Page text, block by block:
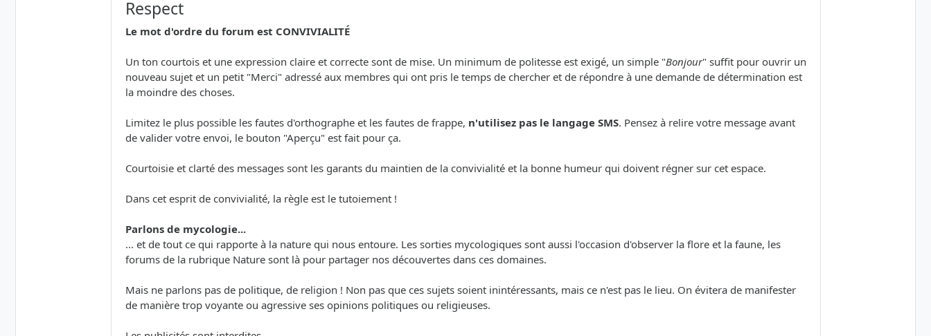
Respect
Le mot d'ordre du forum est CONVIVIALITÉ
Un ton courtois et une expression claire et correcte sont de mise. Un minimum de politesse est exigé, un simple "Bonjour" suffit pour ouvrir un
nouveau sujet et un petit "Merci" adressé aux membres qui ont pris le temps de chercher et de répondre à une demande de détermination est
la moindre des choses.
Limitez le plus possible les fautes d'orthographe et les fautes de frappe, n'utilisez pas le langage SMS. Pensez à relire votre message avant
de valider votre envoi, le bouton "Aperçu" est fait pour ça.
Courtoisie et clarté des messages sont les garants du maintien de la convivialité et la bonne humeur qui doivent régner sur cet espace.
Dans cet esprit de convivialité, la règle est le tutoiement !
Parlons de mycologie...
... et de tout ce qui rapporte à la nature qui nous entoure. Les sorties mycologiques sont aussi l'occasion d'observer la flore et la faune, les
forums de la rubrique Nature sont là pour partager nos découvertes dans ces domaines.
Mais ne parlons pas de politique, de religion ! Non pas que ces sujets soient inintéressants, mais ce n'est pas le lieu. On évitera de manifester
de manière trop voyante ou agressive ses opinions politiques ou religieuses.